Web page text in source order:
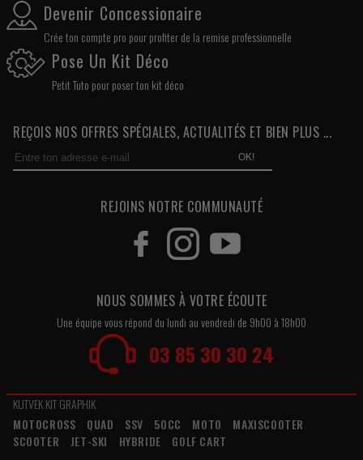
Devenir Concessionaire
Crée ton compte pro pour profiter de la remise professionnelle
Pose Un Kit Déco
Petit Tuto pour poser ton kit déco
REÇOIS NOS OFFRES SPÉCIALES, ACTUALITÉS ET BIEN PLUS ...
OK!
REJOINS NOTRE COMMUNAUTÉ
NOUS SOMMES À VOTRE ÉCOUTE
Une équipe vous répond du lundi au vendredi de 9h00 à 18h00
03 85 30 30 24
KUTVEK KIT GRAPHIK
MOTOCROSS
QUAD SSV 50CC MOTO
MAXISCOOTER
SCOOTER
JET-SKI HYBRIDE
GOLF CART